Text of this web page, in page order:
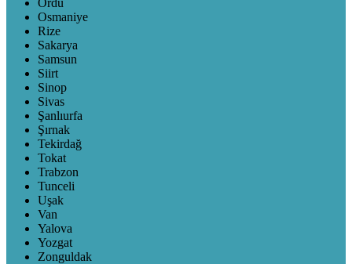
Ordu
Osmaniye
Rize
Sakarya
Samsun
Siirt
Sinop
Sivas
Şanlıurfa
Şırnak
Tekirdağ
Tokat
Trabzon
Tunceli
Uşak
Van
Yalova
Yozgat
Zonguldak